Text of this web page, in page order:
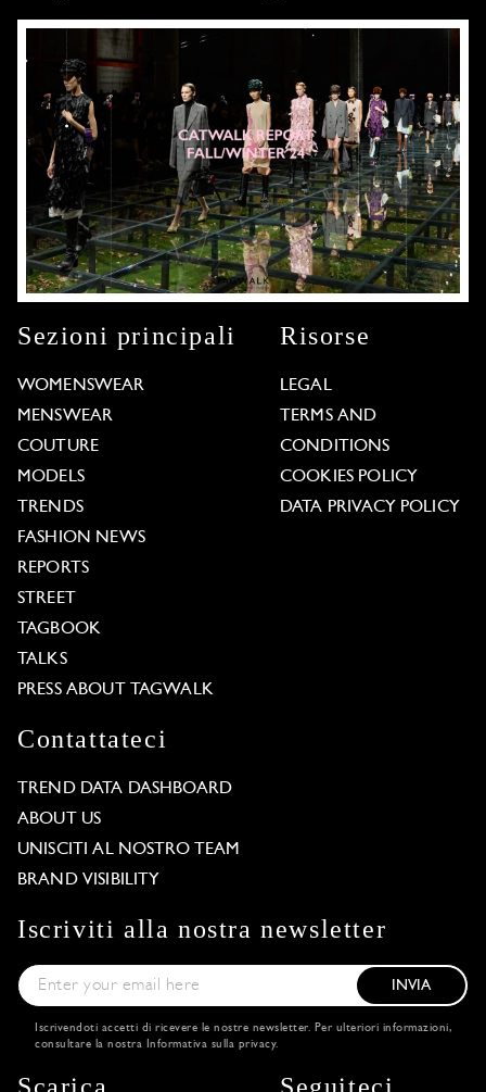
Sezioni principali
WOMENSWEAR
MENSWEAR
COUTURE
MODELS
TRENDS
FASHION NEWS
REPORTS
STREET
TAGBOOK
TALKS
PRESS ABOUT TAGWALK
Risorse
LEGAL
TERMS AND
CONDITIONS
COOKIES POLICY
DATA PRIVACY POLICY
Contattateci
TREND DATA DASHBOARD
ABOUT US
UNISCITI AL NOSTRO TEAM
BRAND VISIBILITY
Iscriviti alla nostra newsletter
INVIA
Iscrivendoti accetti di ricevere le nostre newsletter. Per ulteriori informazioni,
consultare la nostra
Informativa sulla privacy.
Scarica Seguiteci